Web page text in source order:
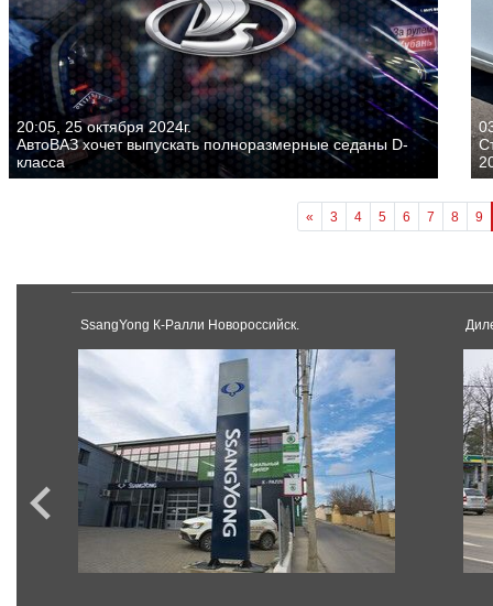
20:05, 25 октября 2024г.
АвтоВАЗ хочет выпускать полноразмерные седаны D-
класса
« 3 4 5 6 7 8 9
SsangYong К-Ралли Новороссийск.